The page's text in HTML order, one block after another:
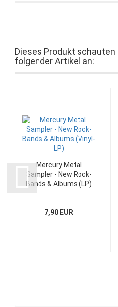
Dieses Produkt
folgender Artikel an:
Mercury Metal
Sampler - New Rock-
Bands & Albums (LP)
7,90 EUR